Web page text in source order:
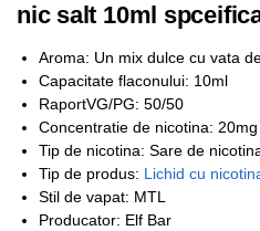
nic salt 10ml
Aroma: Un mix dulce cu vata
Capacitate flaconului: 10ml
RaportVG/PG: 50/50
Concentratie de nicotina: 20mg
Tip de nicotina: Sare de
Tip de produs: Lichid cu
Stil de vapat: MTL
Producator: Elf Bar